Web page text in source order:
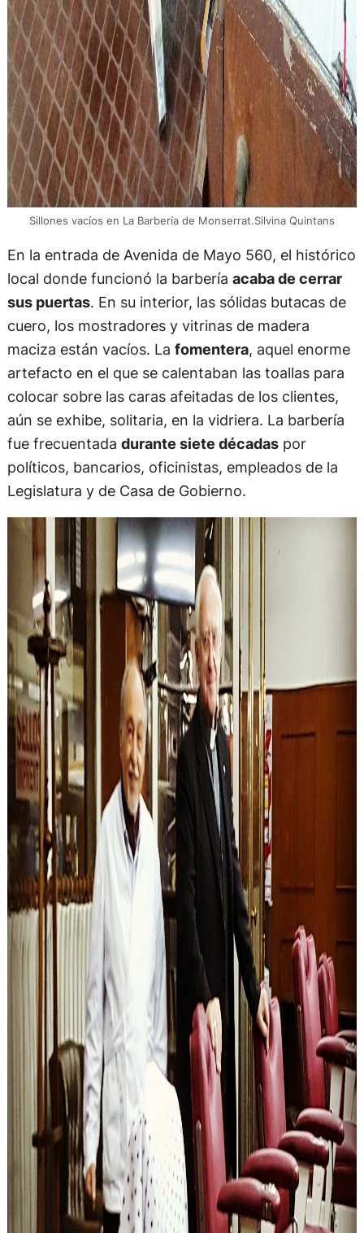
Sillones vacíos en La Barbería de Monserrat.Silvina Quintans
En la entrada de Avenida de Mayo 560, el histórico
local donde funcionó la barbería acaba de cerrar
sus puertas. En su interior, las sólidas butacas de
cuero, los mostradores y vitrinas de madera
maciza están vacíos. La fomentera, aquel enorme
artefacto en el que se calentaban las toallas para
colocar sobre las caras afeitadas de los clientes,
aún se exhibe, solitaria, en la vidriera. La barbería
fue frecuentada durante siete décadaspor
políticos, bancarios, oficinistas, empleados de la
Legislatura y de Casa de Gobierno.